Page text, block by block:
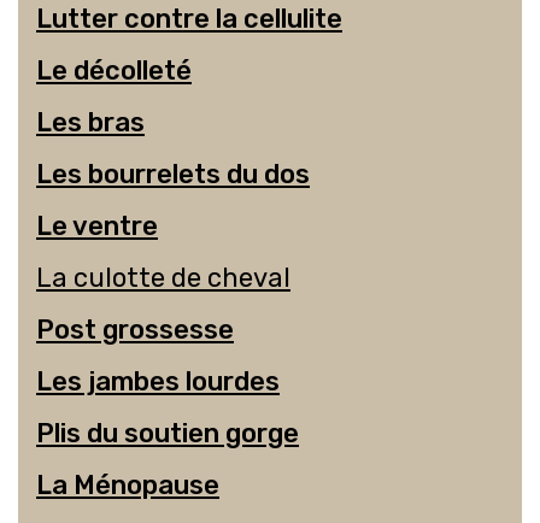
Lutter contre la cellulite
Le décolleté
Les bras
Les bourrelets du dos
Le ventre
La culotte de cheval
Post grossesse
Les jambes lourdes
Plis du soutien gorge
La Ménopause